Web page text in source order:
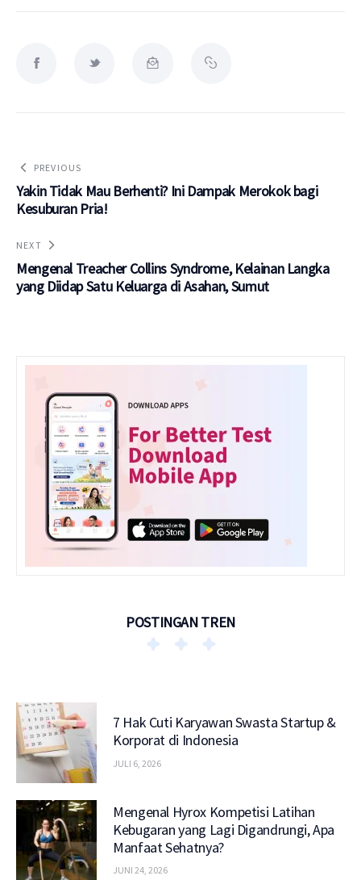
PREVIOUS
Yakin Tidak Mau Berhenti? Ini Dampak Merokok bagi
Kesuburan Pria!
NEXT
Mengenal Treacher Collins Syndrome, Kelainan Langka
yang Diidap Satu Keluarga di Asahan, Sumut
POSTINGAN TREN
7 Hak Cuti Karyawan Swasta Startup &
Korporat di Indonesia
JULI 6, 2026
Mengenal Hyrox Kompetisi Latihan
Kebugaran yang Lagi Digandrungi, Apa
Manfaat Sehatnya?
JUNI 24, 2026